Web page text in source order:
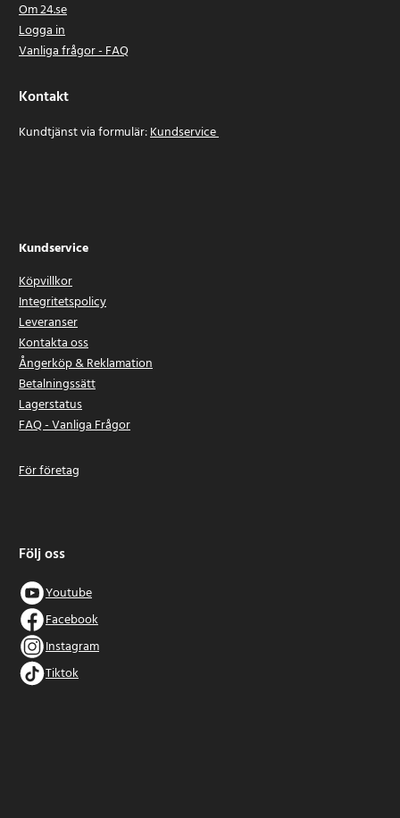
Om 24.se
Logga in
Vanliga frågor - FAQ
Kontakt
Kundtjänst via formulär:Kundservice
Kundservice
Köpvillkor
Integritetspolicy
Leveranser
Kontakta oss
Ångerköp & Reklamation
Betalningssätt
Lagerstatus
FAQ - Vanliga Frågor
För företag
Följ oss
Youtube
Facebook
Instagram
Tiktok